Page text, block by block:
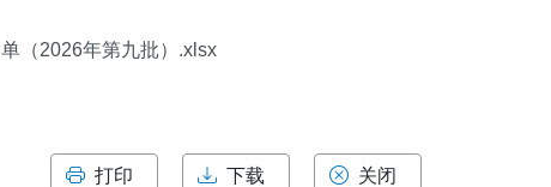
（2026年第九批）.xlsx
打印 下载 关闭